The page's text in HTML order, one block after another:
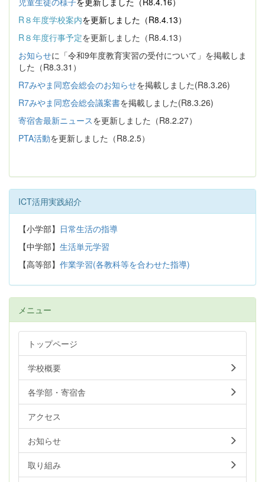
R８年度学校案内を更新しました（R8.4.13）
R８年度行事予定を更新しました（R8.4.13）
お知らせに「令和9年度教育実習の受付について」を掲載しま
した（R8.3.31）
R7みやま同窓会総会のお知らせを掲載しました(R8.3.26)
R7みやま同窓会総会議案書を掲載しました(R8.3.26)
寄宿舎最新ニュースを更新しました（R8.2.27）
PTA活動を更新しました（R8.2.5）
ICT活用実践紹介
【小学部】 日常生活の指導
【中学部】 生活単元学習
【高等部】 作業学習(各教科等を合わせた指導)
メニュー
トップページ
学校概要
各学部・寄宿舎
アクセス
お知らせ
取り組み